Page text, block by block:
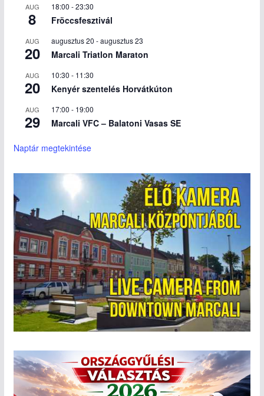
AUG
8
18:00 -23:30
Fröccsfesztivál
AUG
20
augusztus 20 -augusztus 23
Marcali Triatlon Maraton
AUG
20
10:30 - 11:30
Kenyér szentelés Horvátkúton
AUG
29
17:00 - 19:00
Marcali VFC – Balatoni Vasas SE
Naptár megtekintése